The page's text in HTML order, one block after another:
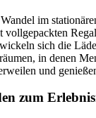
im
sich die
in denen
und
zum